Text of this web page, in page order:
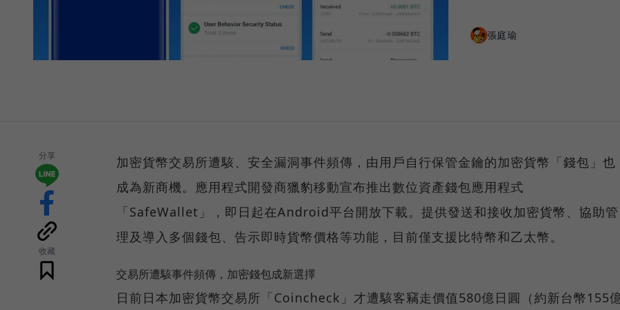
張庭瑜
分享
收藏
加密貨幣交易所遭駭、安全漏洞事件頻傳，由用戶自行保管金鑰的加密貨幣「錢包」也
成為新商機。應用程式開發商獵豹移動宣布推出數位資產錢包應用程式
「SafeWallet」，即日起在Android平台開放下載。提供發送和接收加密貨幣、協助管
理及導入多個錢包、告示即時貨幣價格等功能，目前僅支援比特幣和乙太幣。
交易所遭駭事件頻傳，加密錢包成新選擇
日前日本加密貨幣交易所「Coincheck」才遭駭客竊走價值580億日圓（約新台幣155